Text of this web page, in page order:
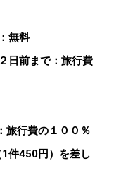
無料
日前まで：旅行費
旅行費の１００％
件450円）を差し